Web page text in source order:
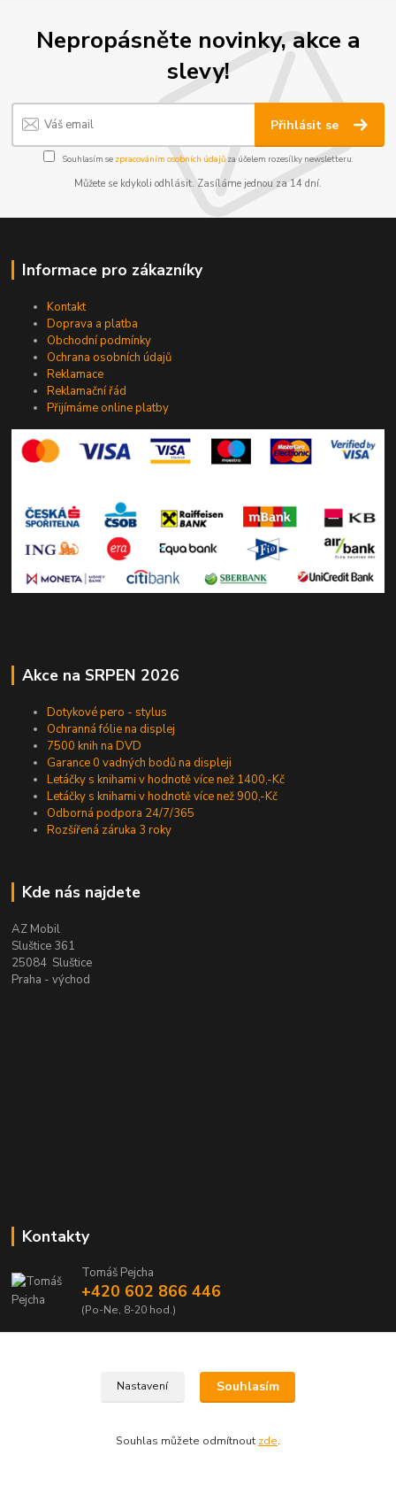
Nepropásněte novinky, akce a
slevy!
Přihlásit se
Souhlasím se zpracováním osobních údajůza účelem rozesílky newsletteru.
Můžete se kdykoli odhlásit. Zasíláme jednou za 14 dní.
Informace pro zákazníky
Kontakt
Doprava a platba
Obchodní podmínky
Ochrana osobních údajů
Reklamace
Reklamační řád
Přijímáme online platby
Akce na SRPEN 2026
Dotykové pero - stylus
Ochranná fólie na displej
7500 knih na DVD
Garance 0 vadných bodů na displeji
Letáčky s knihami v hodnotě více než 1400,-Kč
Letáčky s knihami v hodnotě více než 900,-Kč
Odborná podpora 24/7/365
Rozšířená záruka 3 roky
Kde nás najdete
AZ Mobil
Sluštice 361
25084 Sluštice
Praha - východ
Kontakty
Tomáš Pejcha
+420 602 866 446
(Po-Ne, 8-20 hod.)
Nastavení Souhlasím
Souhlas můžete odmítnout zde.